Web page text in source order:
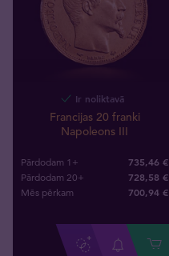
Ir noliktavā
Francijas 20 franki
Napoleons III
Pārdodam 1+ 735,46 €
Pārdodam 20+ 728,58 €
Mēs pērkam 700,94 €